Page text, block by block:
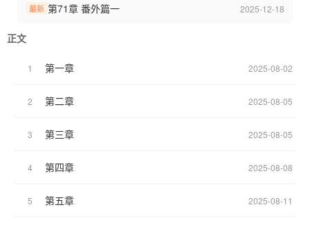
最新 第71章 番外篇一 2025-12-18
正文
1 第一章 2025-08-02
2 第二章 2025-08-05
3 第三章 2025-08-05
4 第四章 2025-08-08
5 第五章 2025-08-11